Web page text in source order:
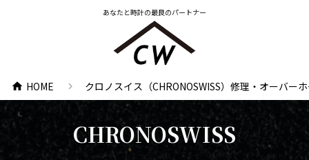
あなたと時計の最良のパートナー
home HOME chevron_right クロノスイス（CHRONOSWISS）修理・オーバー
CHRONOSWISS